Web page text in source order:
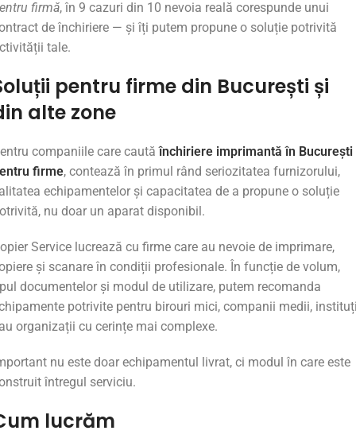
firmă, în 9 cazuri din 10 nevoia reală corespunde unui
de închiriere — și îți putem propune o soluție potrivită
tale.
pentru firme din București și
alte zone
companiile care cautăînchiriere imprimantă în București
firme, contează în primul rând seriozitatea furnizorului,
echipamentelor și capacitatea de a propune o soluție
nu doar un aparat disponibil.
Service lucrează cu firme care au nevoie de imprimare,
și scanare în condiții profesionale. În funcție de volum,
documentelor și modul de utilizare, putem recomanda
potrivite pentru birouri mici, companii medii,
organizații cu cerințe mai complexe.
nu este doar echipamentul livrat, ci modul în care este
întregul serviciu.
lucrăm